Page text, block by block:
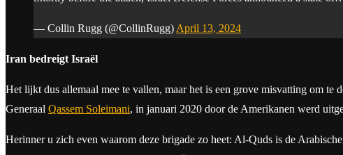
— Collin Rugg (@CollinRugg) April 13, 2024
Iran bedreigt Israël
Het lijkt dus allemaal mee te vallen, maar het is een grove misvatting om te
Generaal Qassem Soleimani, in januari 2020 door de Amerikanen werd
Herinner u zich even waarom deze brigade zo heet: Al-Quds is de